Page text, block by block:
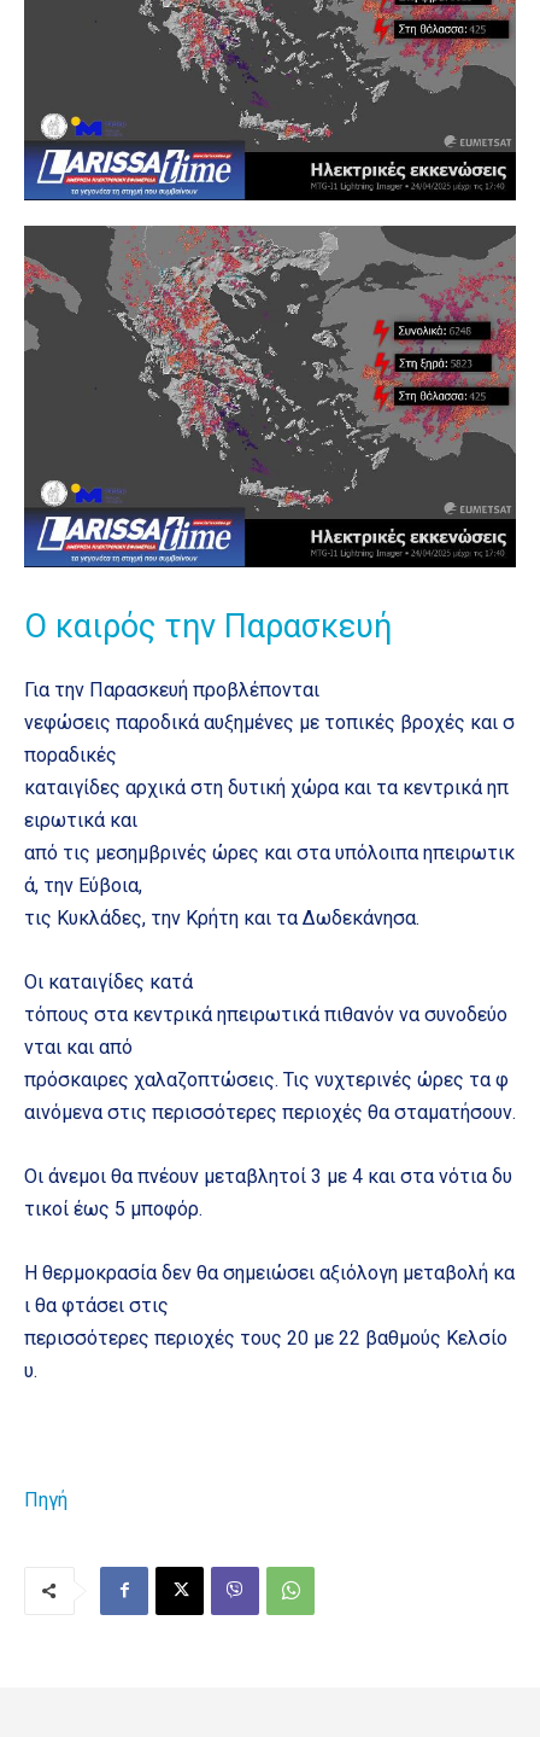
Ο καιρός την Παρασκευή
Για την Παρασκευή προβλέπονται
νεφώσεις παροδικά αυξημένες με τοπικές βροχές και σ
ποραδικές
καταιγίδες αρχικά στη δυτική χώρα και τα κεντρικά ηπ
ειρωτικά και
από τις μεσημβρινές ώρες και στα υπόλοιπα ηπειρωτικ
ά, την Εύβοια,
τις Κυκλάδες, την Κρήτη και τα Δωδεκάνησα.
Οι καταιγίδες κατά
τόπους στα κεντρικά ηπειρωτικά πιθανόν να συνοδεύο
νται και από
πρόσκαιρες χαλαζοπτώσεις. Τις νυχτερινές ώρες τα φ
αινόμενα στις περισσότερες περιοχές θα σταματήσουν.
Οι άνεμοι θα πνέουν μεταβλητοί 3 με 4 και στα νότια δυ
τικοί έως 5 μποφόρ.
Η θερμοκρασία δεν θα σημειώσει αξιόλογη μεταβολή κα
ι θα φτάσει στις
περισσότερες περιοχές τους 20 με 22 βαθμούς Κελσίο
υ.
Πηγή